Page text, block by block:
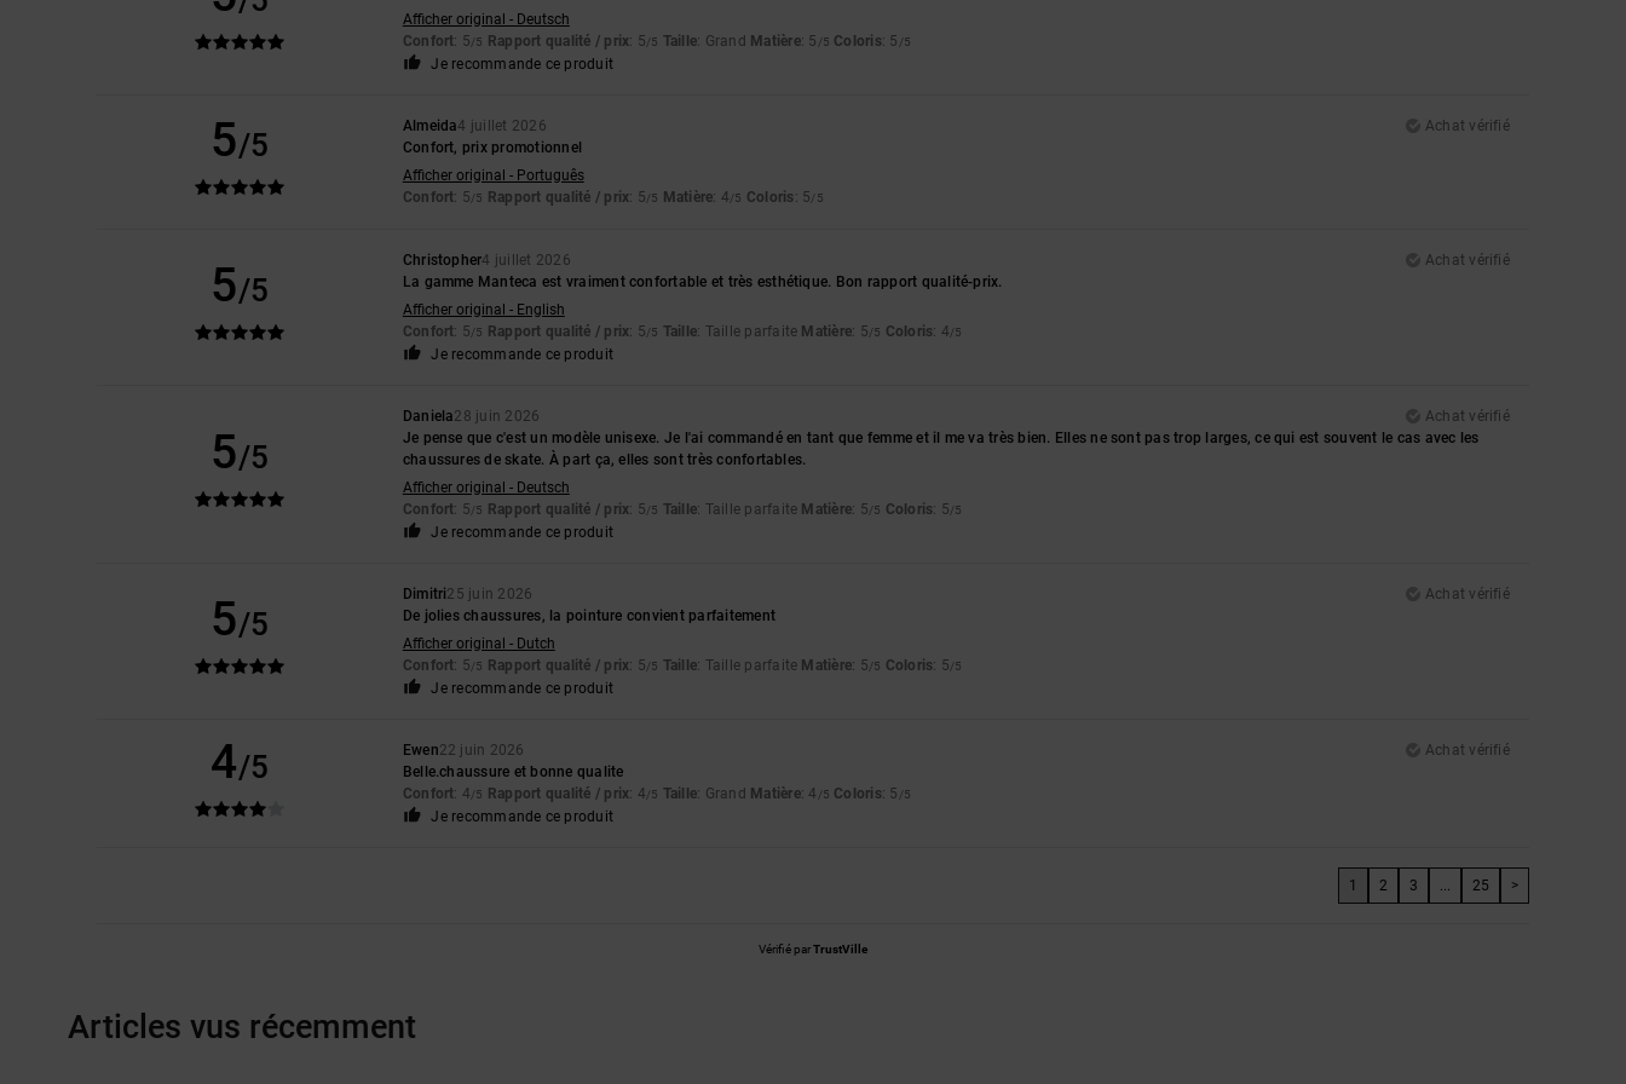
Afficher original - Deutsch
Confort: 5/5 Rapport qualité / prix: 5/5 Taille: Grand Matière: 5 /5 Coloris: 5 /5
Je recommande ce produit
5/5
Almeida4 juillet 2026
Achat vérifié
Confort, prix promotionnel
Afficher original - Português
Confort: 5/5 Rapport qualité / prix: 5/5 Matière: 4/5 Coloris: 5/5
5/5
Christopher4 juillet 2026
Achat vérifié
La gamme Manteca est vraiment confortable et très esthétique. Bon rapport qualité-prix.
Afficher original - English
Confort: 5/5 Rapport qualité / prix: 5/5 Taille: Taille parfaite Matière: 5/5 Coloris: 4/5
Je recommande ce produit
5/5
Daniela28 juin 2026
Achat vérifié
Je pense que c'est un modèle unisexe. Je l'ai commandé en tant que femme et il me va très bien. Elles ne sont pas trop larges, ce qui est souvent le cas avec les
chaussures de skate. À part ça, elles sont très confortables.
Afficher original - Deutsch
Confort: 5/5 Rapport qualité / prix: 5/5 Taille: Taille parfaite Matière: 5/5 Coloris: 5/5
Je recommande ce produit
5/5
Dimitri25 juin 2026
Achat vérifié
De jolies chaussures, la pointure convient parfaitement
Afficher original - Dutch
Confort: 5/5 Rapport qualité / prix: 5/5 Taille: Taille parfaite Matière: 5/5 Coloris: 5/5
Je recommande ce produit
4/5 Ewen22 juin 2026
Achat vérifié
Belle.chaussure et bonne qualite
Confort: 4/5 Rapport qualité / prix: 4/5 Taille: Grand Matière: 4 /5 Coloris: 5 /5
Je recommande ce produit
1 2 3 25 >
Vérifié parTrustVille
Articles vus récemment